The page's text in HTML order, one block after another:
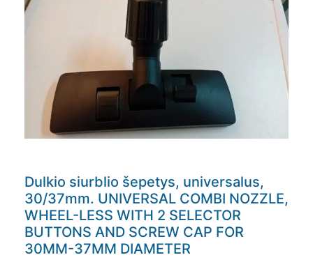
Dulkio siurblio šepetys, universalus,
30/37mm. UNIVERSAL COMBI NOZZLE,
WHEEL-LESS WITH 2 SELECTOR
BUTTONS AND SCREW CAP FOR
30MM-37MM DIAMETER